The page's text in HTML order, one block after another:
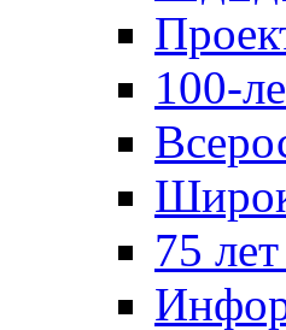
100-
75